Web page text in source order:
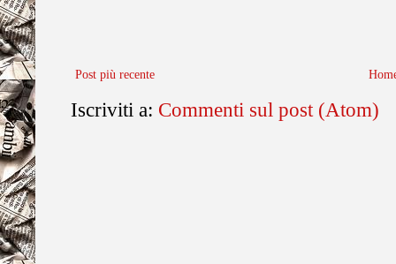
Post più recente
Iscriviti a: Commenti sul post (Atom)